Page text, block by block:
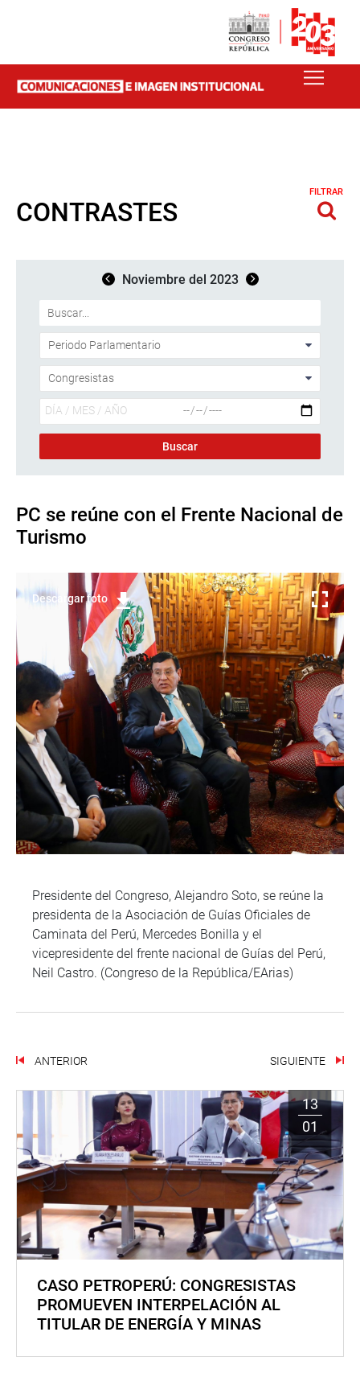
CONTRASTES
FILTRAR
Noviembre del 2023
PC se reúne con el Frente Nacional de
Turismo
Descargar foto
Presidente del Congreso, Alejandro Soto, se reúne la
presidenta de la Asociación de Guías Oficiales de
Caminata del Perú, Mercedes Bonilla y el
vicepresidente del frente nacional de Guías del Perú,
Neil Castro. (Congreso de la República/EArias)
ANTERIOR SIGUIENTE
13
01
CASO PETROPERÚ: CONGRESISTAS
PROMUEVEN INTERPELACIÓN AL
TITULAR DE ENERGÍA Y MINAS